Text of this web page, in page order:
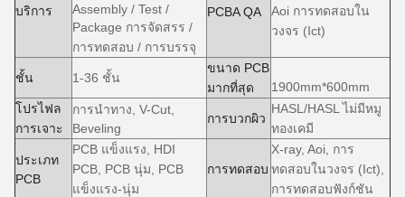
บริการ
Assembly / Test /
Package การจัดสรร /
การทดสอบ / การบรรจุ
PCBA QA
Aoi การทดสอบใน
วงจร (Ict)
ชั้น 1-36 ชั้น
ขนาด PCB
มากที่สุด
1900mm*600mm
โปรไฟล
การเจาะ
การนําทาง, V-Cut,
Beveling
การบวกผิว
HASL/HASL ไม่มีหมู
ทองเคมี
ประเภท
PCB
PCB แข็งแรง, HDI
PCB, PCB นุ่ม, PCB
แข็งแรง-นุ่ม
การทดสอบ
X-ray, Aoi, การ
ทดสอบในวงจร (Ict),
การทดสอบฟังก์ชัน